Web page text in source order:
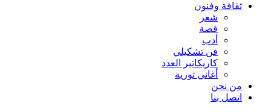
ثقافة وفنون
شعر
قصة
أدب
فن تشكيلي
كاريكاتير العدد
أغاني ثورية
من نحن
اتصل بنا